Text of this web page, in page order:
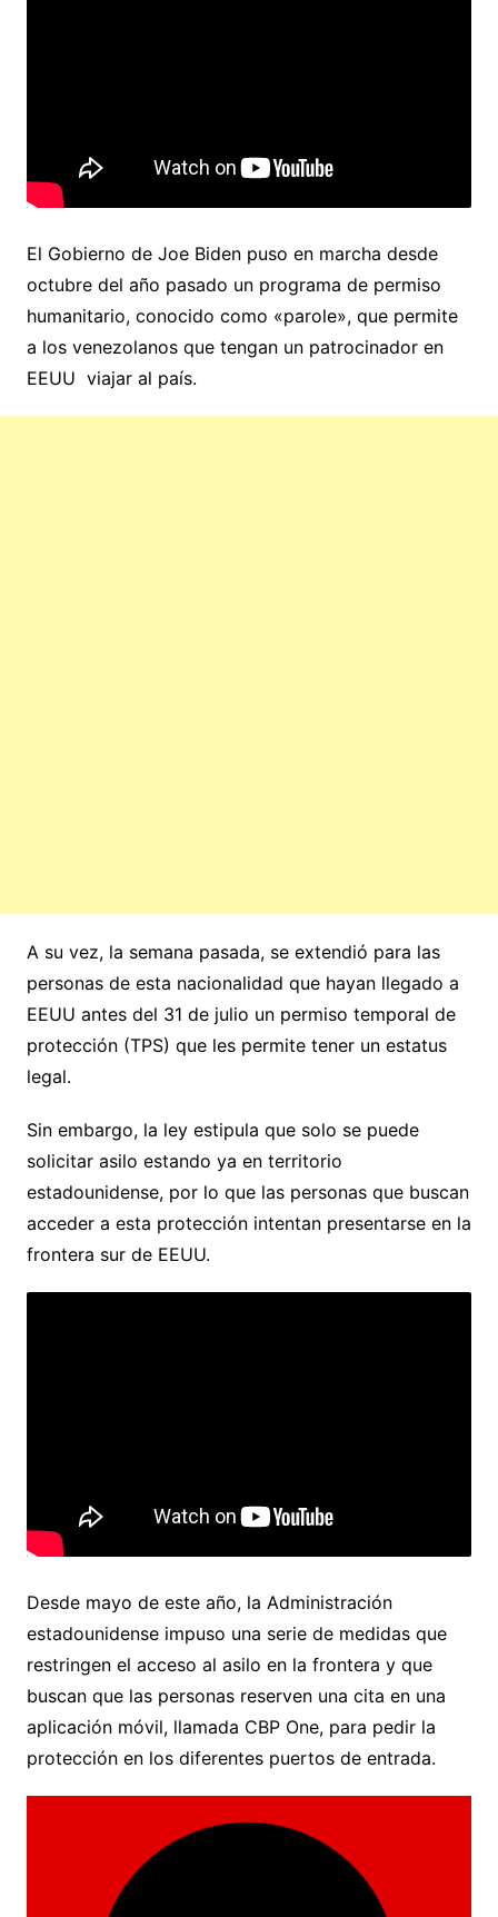
El Gobierno de Joe Biden puso en marcha desde
octubre del año pasado un programa de permiso
humanitario, conocido como «parole», que permite
a los venezolanos que tengan un patrocinador en
EEUU viajar al país.
A su vez, la semana pasada, se extendió para las
personas de esta nacionalidad que hayan llegado a
EEUU antes del 31 de julio un permiso temporal de
protección (TPS) que les permite tener un estatus
legal.
Sin embargo, la ley estipula que solo se puede
solicitar asilo estando ya en territorio
estadounidense, por lo que las personas que buscan
acceder a esta protección intentan presentarse en la
frontera sur de EEUU.
Desde mayo de este año, la Administración
estadounidense impuso una serie de medidas que
restringen el acceso al asilo en la frontera y que
buscan que las personas reserven una cita en una
aplicación móvil, llamada CBP One, para pedir la
protección en los diferentes puertos de entrada.